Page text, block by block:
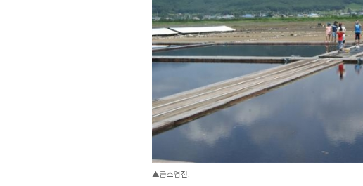
▲곰소염전.